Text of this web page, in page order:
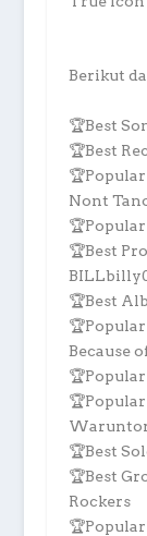
Berikut
🏆Best
🏆Best
Nont
🏆Best
🏆Best
Because
🏆Best
🏆Best
Rockers